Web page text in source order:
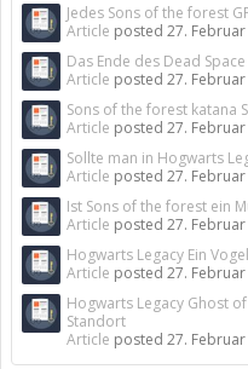
Jedes Sons of the forest
Article posted 27.
Das Ende des Dead
Article posted 27.
Sons of the forest katana
Article posted 27.
Sollte man in Hogwarts
Article posted 27.
Ist Sons of the forest ein
Article posted 27.
Hogwarts Legacy Ein
Article posted 27.
Hogwarts Legacy Ghost
Standort
Article posted 27.